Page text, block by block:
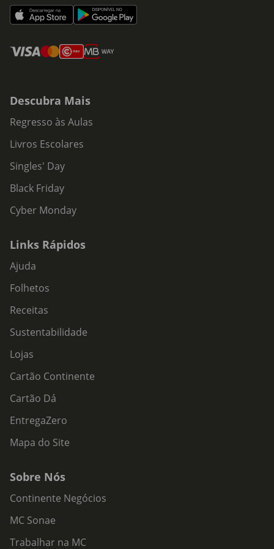
Descubra Mais
Regresso às Aulas
Livros Escolares
Singles' Day
Black Friday
Cyber Monday
Links Rápidos
Ajuda
Folhetos
Receitas
Sustentabilidade
Lojas
Cartão Continente
Cartão Dá
EntregaZero
Mapa do Site
Sobre Nós
Continente Negócios
MC Sonae
Trabalhar na MC